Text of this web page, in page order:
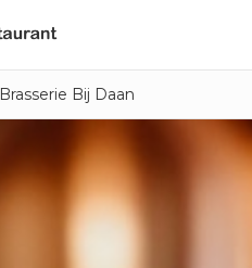
Brasserie Bij Daan